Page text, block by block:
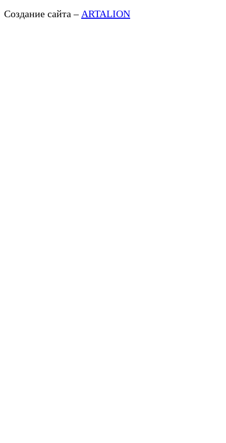
Создание сайта – ARTALION